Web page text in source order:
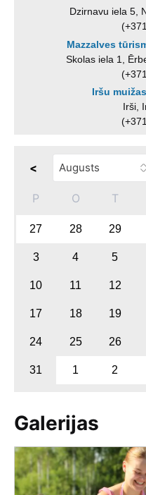
Dzirnavu iela 5,
Mazzalves
Skolas iela 1,
Iršu
Irši,
<
P O T
27 28 29
3 4 5
10 11 12
17 18 19
24 25 26
31 1 2
Galerijas